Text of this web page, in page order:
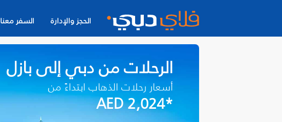
الحجز والإدارة السفر معنا
الرحلات من دبي إلى بازل
أسعار رحلات الذهاب ابتداءً من
*AED 2,024